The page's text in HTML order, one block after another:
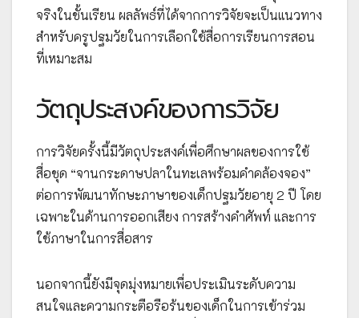
จริงในชั้นเรียน ผลลัพธ์ที่ได้จากการวิจัยจะเป็นแนวทาง
สำหรับครูปฐมวัยในการเลือกใช้สื่อการเรียนการสอน
ที่เหมาะสม
วัตถุประสงค์ของการวิจัย
การวิจัยครั้งนี้มีวัตถุประสงค์เพื่อศึกษาผลของการใช้
สื่อชุด “จานกระดาษปลาในทะเลพร้อมคำคล้องจอง”
ต่อการพัฒนาทักษะภาษาของเด็กปฐมวัยอายุ 2 ปี โดย
เฉพาะในด้านการออกเสียง การสร้างคำศัพท์ และการ
ใช้ภาษาในการสื่อสาร
นอกจากนี้ยังมีจุดมุ่งหมายเพื่อประเมินระดับความ
สนใจและความกระตือรือร้นของเด็กในการเข้าร่วม